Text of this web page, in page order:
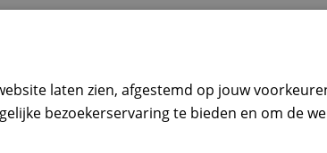
bedrijf:
Group laten zien, afgestemd op jouw
bezoekerservaring te bieden en om de